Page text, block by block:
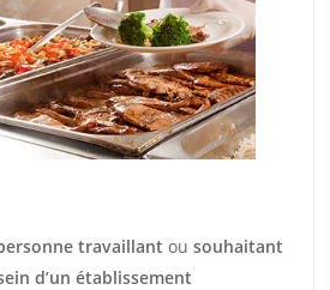
travaillant ou souhaitant
d’un établissement